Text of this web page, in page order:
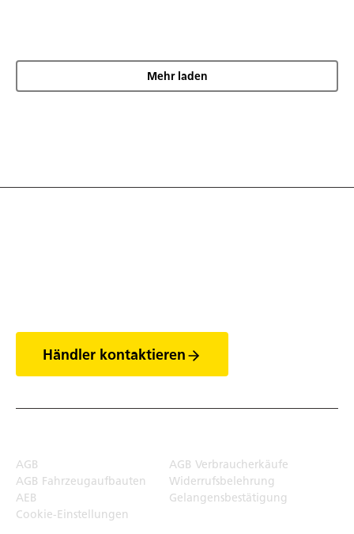
Mehr laden
Händler kontaktieren
AGB
AGB Verbraucherkäufe
AGB Fahrzeugaufbauten
Widerrufsbelehrung
AEB
Gelangensbestätigung
Cookie-Einstellungen